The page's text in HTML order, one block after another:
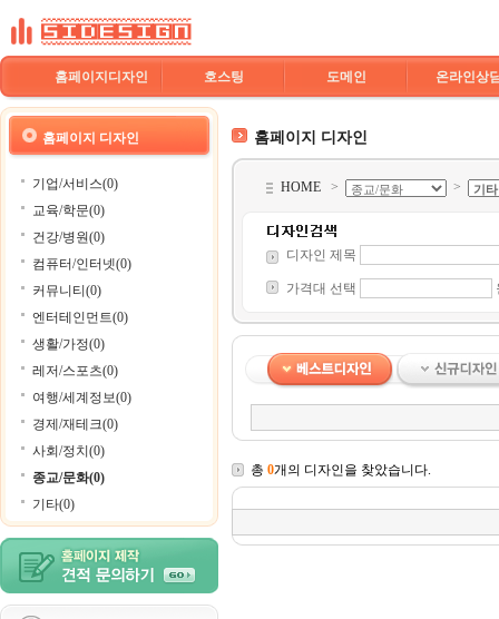
홈페이지디자인 호스팅 도메인 온라인상
홈페이지 디자인
기업/서비스(0)
교육/학문(0)
건강/병원(0)
컴퓨터/인터넷(0)
커뮤니티(0)
엔터테인먼트(0)
생활/가정(0)
레저/스포츠(0)
여행/세계정보(0)
경제/재테크(0)
사회/정치(0)
종교/문화(0)
기타(0)
홈페이지 디자인
HOME > >
디자인 제목
가격대 선택
총 0개의 디자인을 찾았습니다.